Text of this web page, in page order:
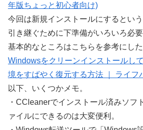
年版ちょっと初心者向け)
今回は新規インストールにするとい
引き継ぐために下準備がいろいろ必要
基本的なところはこちらを参考にした
Windowsをクリーンインストールし
境をすばやく復元する方法 ｜ ライフ
以下、いくつかメモ。
・CCleanerでインストール済みソフ
ァイルにできるのは大変便利。